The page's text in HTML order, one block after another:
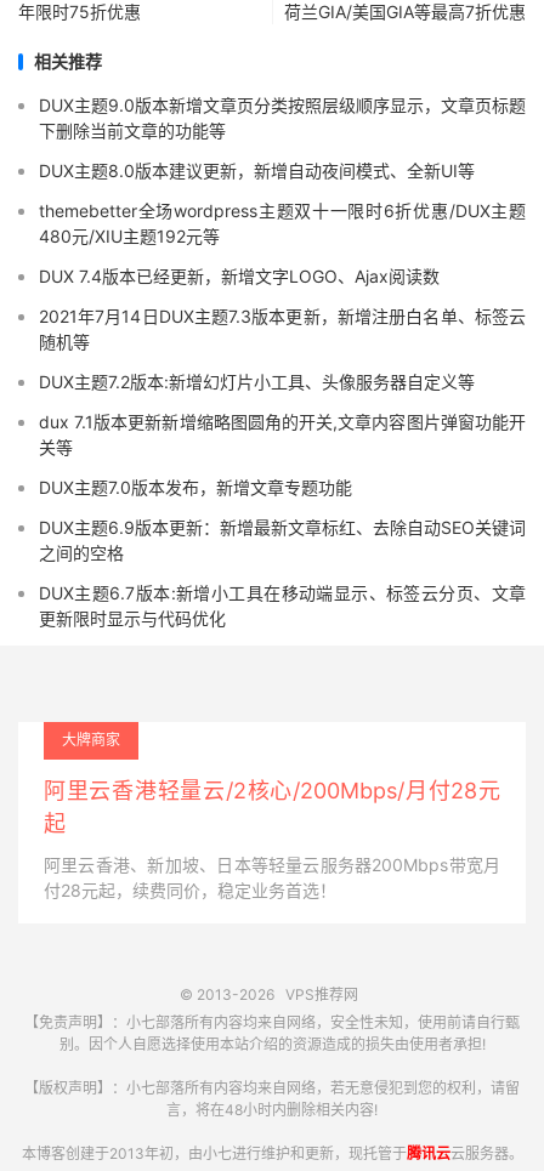
年限时75折优惠
荷兰GIA/美国GIA等最高7折优惠
相关推荐
DUX主题9.0版本新增文章页分类按照层级顺序显示，文章页标题
下删除当前文章的功能等
DUX主题8.0版本建议更新，新增自动夜间模式、全新UI等
themebetter全场wordpress主题双十一限时6折优惠/DUX主题
480元/XIU主题192元等
DUX 7.4版本已经更新，新增文字LOGO、Ajax阅读数
2021年7月14日DUX主题7.3版本更新，新增注册白名单、标签云
随机等
DUX主题7.2版本:新增幻灯片小工具、头像服务器自定义等
dux 7.1版本更新新增缩略图圆角的开关,文章内容图片弹窗功能开
关等
DUX主题7.0版本发布，新增文章专题功能
DUX主题6.9版本更新：新增最新文章标红、去除自动SEO关键词
之间的空格
DUX主题6.7版本:新增小工具在移动端显示、标签云分页、文章
更新限时显示与代码优化
大牌商家
阿里云香港轻量云/2核心/200Mbps/月付28元
起
阿里云香港、新加坡、日本等轻量云服务器200Mbps带宽月
付28元起，续费同价，稳定业务首选！
© 2013-2026 VPS推荐网
【免责声明】：小七部落所有内容均来自网络，安全性未知，使用前请自行甄
别。因个人自愿选择使用本站介绍的资源造成的损失由使用者承担!
【版权声明】：小七部落所有内容均来自网络，若无意侵犯到您的权利，请留
言，将在48小时内删除相关内容!
本博客创建于2013年初，由小七进行维护和更新，现托管于腾讯云云服务器。